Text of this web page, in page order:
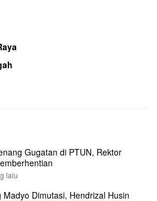
Gugatan di PTUN, Rektor
lalu
Dimutasi, Hendrizal Husin